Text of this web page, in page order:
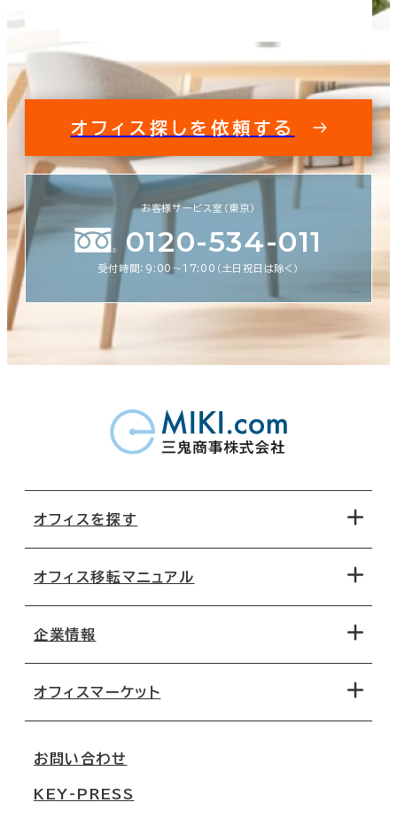
オフィス探しを依頼する
お客様サービス室（東京）
0120-534-011
受付時間：9:00〜17:00（土日祝日は除く）
オフィスを探す
地図から探す
路線・駅から探す
オフィス移転マニュアル
移転コストシミュレーション
移転スケジュール
オフィス移転Q&A
企業情報
オフィスマーケット
大阪
お問い合わせ
KEY-PRESS